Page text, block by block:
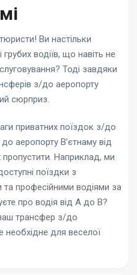
Ви настільки
водіїв, що навіть не
Тоді завдяки
з/до аеропорту
сюрприз.
приватних поїздок з/до
аеропорту В’єтнаму від
Наприклад, ми
поїздки з
та професійними водіями за
про водія від A до B?
трансфер з/до
необхідне для веселої